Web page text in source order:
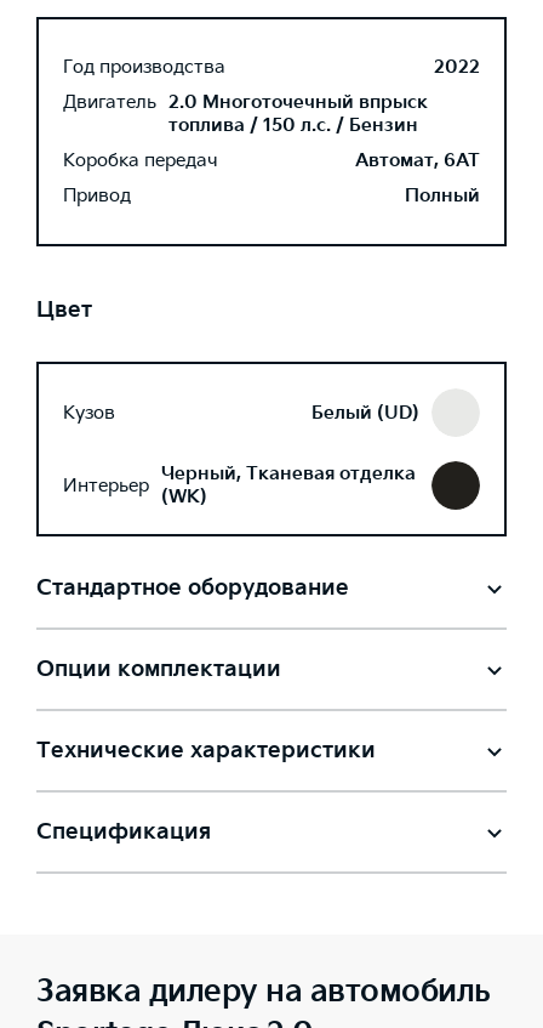
Год производства
2022
Двигатель 2.0 Многоточечный впрыск
топлива / 150 л.с. / Бензин
Коробка передач
Автомат, 6AT
Привод
Полный
Цвет
Кузов Белый (UD)
Интерьер Черный, Тканевая отделка
(WK)
Стандартное оборудование
Опции комплектации
Технические характеристики
Спецификация
Заявка дилеру на автомобиль